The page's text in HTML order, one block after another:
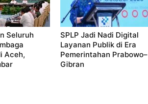
Seluruh
Aceh,
SPLP Jadi Nadi Digital
Layanan Publik di Era
Pemerintahan Prabowo–
Gibran